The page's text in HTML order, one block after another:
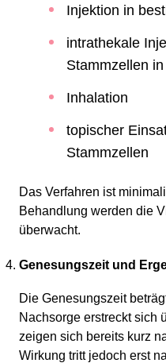
Injektion in
intrathekale
Stammzellen
Inhalation
topischer
Stammzellen
Das Verfahren ist
Behandlung werden die
überwacht.
Genesungszeit und
Die Genesungszeit
Nachsorge erstreckt sich
zeigen sich bereits kurz
Wirkung tritt jedoch erst